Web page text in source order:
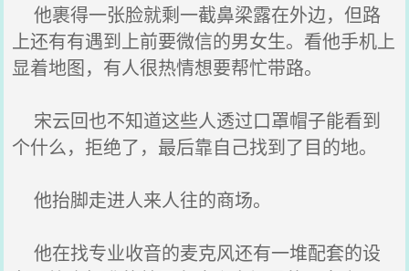
他裹得一张脸就剩一截鼻梁露在外边，但路
上还有有遇到上前要微信的男女生。看他手机上
显着地图，有人很热情想要帮忙带路。
宋云回也不知道这些人透过口罩帽子能看到
个什么，拒绝了，最后靠自己找到了目的地。
他抬脚走进人来人往的商场。
他在找专业收音的麦克风还有一堆配套的设